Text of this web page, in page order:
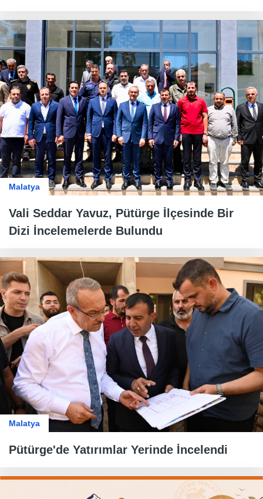
Malatya
Vali Seddar Yavuz, Pütürge İlçesinde Bir
Dizi İncelemelerde Bulundu
Malatya
Pütürge'de Yatırımlar Yerinde İncelendi